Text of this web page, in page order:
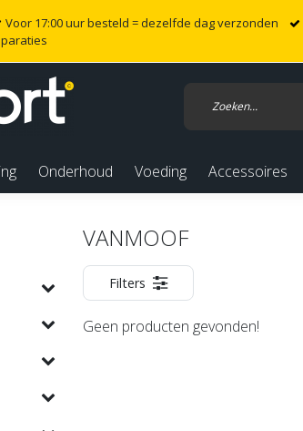
Voor 17:00 uur besteld = dezelfde dag verzonden
Onderhoud Voeding Accessoires
VANMOOF
Filters
Geen producten gevonden!